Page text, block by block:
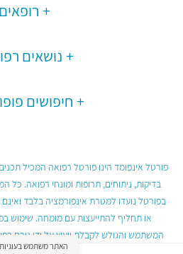
רופאים
נושאים
חיפושים
פורטל אינפומד הינו פורטל רפואה המכיל
בדיקות, ניתוחים, תרופות ומונחי רפואה. כל
בפורטל נועדו למטרת אינפורמציה בלבד
או תחליף להתייעצות עם מומחה. שימוש
המשתמש והגולש לקבלת ייעוץ על ידי גורם